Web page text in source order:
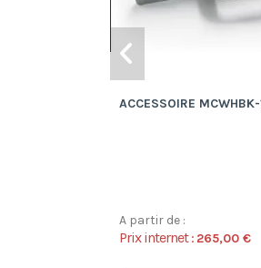
ACCESSOIRE MCWHBK-
A partir de :
Prix internet : 265,00 €